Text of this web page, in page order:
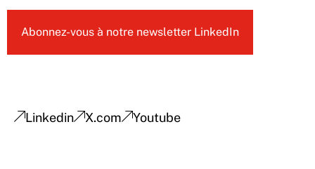
Abonnez-vous à notre newsletter LinkedIn
Linkedin X.com Youtube